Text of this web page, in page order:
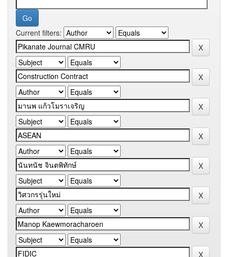
Current filters: